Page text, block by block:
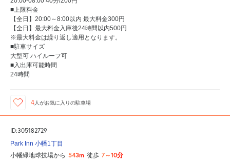
■上限料金
【全日】20:00～8:00以内 最大料金300円
【全日】最大料金入庫後24時間以内500円
※最大料金は繰り返し適用となります。
■駐車サイズ
大型可 ハイルーフ可
■入出庫可能時間
24時間
4 人がお気に入りの駐車場
ID:305182729
Park Inn 小幡1丁目
小幡緑地球技場から 543m 徒歩 7～10分